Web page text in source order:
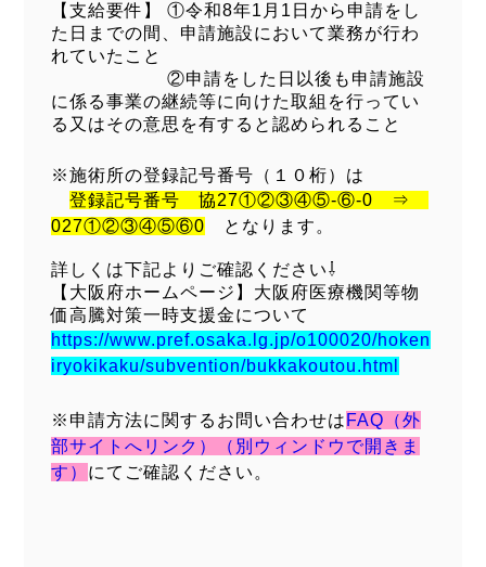
【支給要件】 ①令和8年1月1日から申請をし
た日までの間、申請施設において業務が行わ
れていたこと
②申請をした日以後も申請施設
に係る事業の継続等に向けた取組を行ってい
る又はその意思を有すると認められること
※施術所の登録記号番号（１０桁）は
登録記号番号 協27①②③④⑤-⑥-0 ⇒
027①②③④⑤⑥0 となります。
詳しくは下記よりご確認ください⇩
【大阪府ホームページ】⼤阪府医療機関等物
価⾼騰対策⼀時⽀援⾦について
https://www.pref.osaka.lg.jp/o100020/hoken
iryokikaku/subvention/bukkakoutou.html
※申請方法に関するお問い合わせは FAQ（外
部サイトへリンク）（別ウィンドウで開きま
す） にてご確認ください。